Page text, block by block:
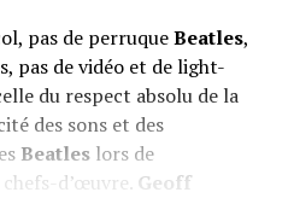
pas de perruqueBeatles,
pas de vidéo et de light-
du respect absolu de la
des sons et des
Beatleslors de
d’œuvre. Geoff